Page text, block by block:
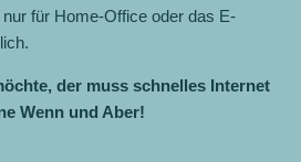
für Home-Office oder das E-
der muss schnelles Internet
Wenn und Aber!